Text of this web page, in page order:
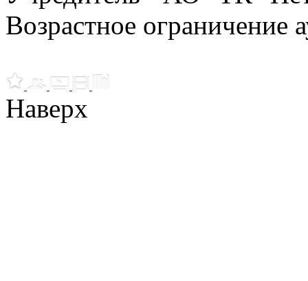
Возрастное ограничение
Наверх